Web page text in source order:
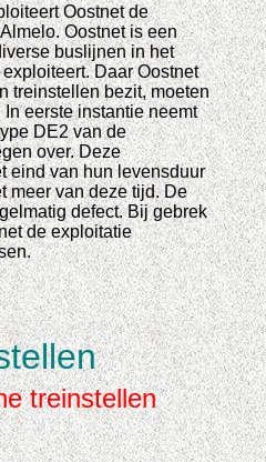
Oostnet de
Oostnet is een
buslijnen in het
Daar Oostnet
treinstellen bezit, moeten
eerste instantie neemt
DE2 van de
over. Deze
eind van hun levensduur
meer van deze tijd. De
defect. Bij gebrek
de exploitatie
treinstellen